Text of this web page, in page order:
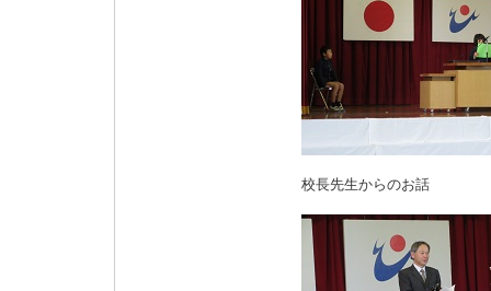
校長先生からのお話